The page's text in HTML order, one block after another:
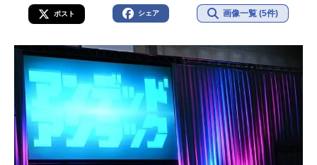
ポスト シェア 画像一覧 (5件)